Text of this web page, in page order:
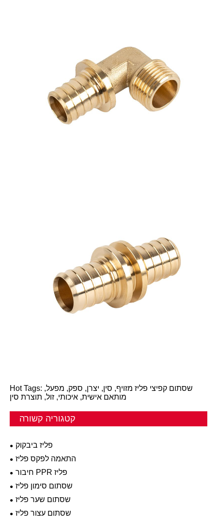
Hot Tags: שסתום קפיצי פליז מזויף, סין, יצרן, ספק, מפעל,
מותאם אישית, איכותי, זול, תוצרת סין
קטגוריה קשורה
פליז ביבקוק
התאמה לפקס פליז
חיבור PPR פליז
שסתום סימון פליז
שסתום שער פליז
שסתום עצור פליז